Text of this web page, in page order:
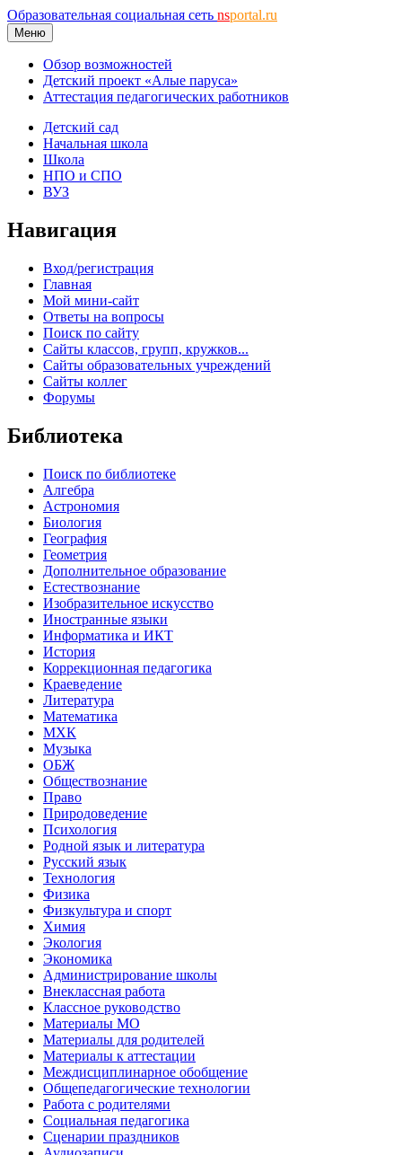
Образовательная социальная сеть nsportal.ru
Меню
Обзор возможностей
Детский проект «Алые паруса»
Аттестация педагогических работников
Детский сад
Начальная школа
Школа
НПО и СПО
ВУЗ
Навигация
Вход/регистрация
Главная
Мой мини-сайт
Ответы на вопросы
Поиск по сайту
Сайты классов, групп, кружков...
Сайты образовательных учреждений
Сайты коллег
Форумы
Библиотека
Поиск по библиотеке
Алгебра
Астрономия
Биология
География
Геометрия
Дополнительное образование
Естествознание
Изобразительное искусство
Иностранные языки
Информатика и ИКТ
История
Коррекционная педагогика
Краеведение
Литература
Математика
МХК
Музыка
ОБЖ
Обществознание
Право
Природоведение
Психология
Родной язык и литература
Русский язык
Технология
Физика
Физкультура и спорт
Химия
Экология
Экономика
Администрирование школы
Внеклассная работа
Классное руководство
Материалы МО
Материалы для родителей
Материалы к аттестации
Междисциплинарное обобщение
Общепедагогические технологии
Работа с родителями
Социальная педагогика
Сценарии праздников